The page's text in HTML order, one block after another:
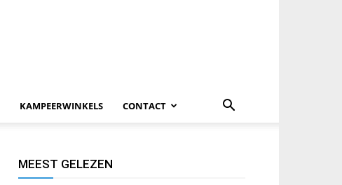
KAMPEERWINKELS CONTACT
MEEST GELEZEN